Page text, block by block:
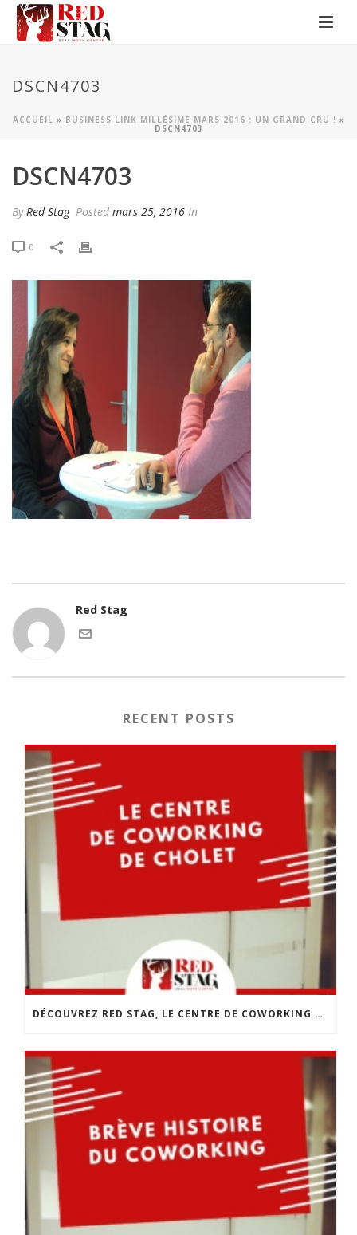
DSCN4703
ACCUEIL » BUSINESS LINK MILLÉSIME MARS 2016 : UN GRAND CRU ! »
DSCN4703
DSCN4703
ByRed Stag Posted mars 25, 2016 In
0
Red Stag
RECENT POSTS
DÉCOUVREZ RED STAG, LE CENTRE DE COWORKING DE CHOLET